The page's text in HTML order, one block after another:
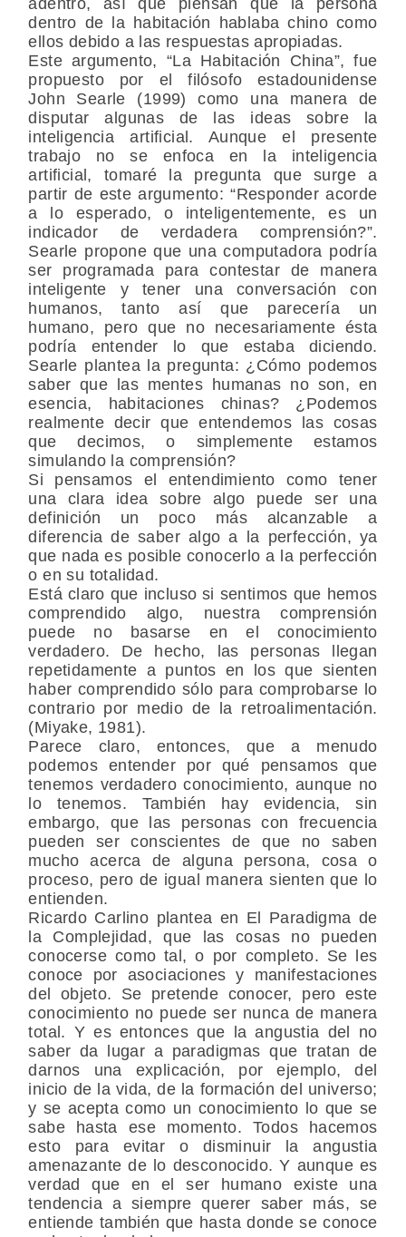
adentro, así que piensan que la persona
dentro de la habitación hablaba chino como
ellos debido a las respuestas apropiadas.
Este argumento, “La Habitación China”, fue
propuesto por el filósofo estadounidense
John Searle (1999) como una manera de
disputar algunas de las ideas sobre la
inteligencia artificial. Aunque el presente
trabajo no se enfoca en la inteligencia
artificial, tomaré la pregunta que surge a
partir de este argumento: “Responder acorde
a lo esperado, o inteligentemente, es un
indicador de verdadera comprensión?”.
Searle propone que una computadora podría
ser programada para contestar de manera
inteligente y tener una conversación con
humanos, tanto así que parecería un
humano, pero que no necesariamente ésta
podría entender lo que estaba diciendo.
Searle plantea la pregunta: ¿Cómo podemos
saber que las mentes humanas no son, en
esencia, habitaciones chinas? ¿Podemos
realmente decir que entendemos las cosas
que decimos, o simplemente estamos
simulando la comprensión?
Si pensamos el entendimiento como tener
una clara idea sobre algo puede ser una
definición un poco más alcanzable a
diferencia de saber algo a la perfección, ya
que nada es posible conocerlo a la perfección
o en su totalidad.
Está claro que incluso si sentimos que hemos
comprendido algo, nuestra comprensión
puede no basarse en el conocimiento
verdadero. De hecho, las personas llegan
repetidamente a puntos en los que sienten
haber comprendido sólo para comprobarse lo
contrario por medio de la retroalimentación.
(Miyake, 1981).
Parece claro, entonces, que a menudo
podemos entender por qué pensamos que
tenemos verdadero conocimiento, aunque no
lo tenemos. También hay evidencia, sin
embargo, que las personas con frecuencia
pueden ser conscientes de que no saben
mucho acerca de alguna persona, cosa o
proceso, pero de igual manera sienten que lo
entienden.
Ricardo Carlino plantea en El Paradigma de
la Complejidad, que las cosas no pueden
conocerse como tal, o por completo. Se les
conoce por asociaciones y manifestaciones
del objeto. Se pretende conocer, pero este
conocimiento no puede ser nunca de manera
total. Y es entonces que la angustia del no
saber da lugar a paradigmas que tratan de
darnos una explicación, por ejemplo, del
inicio de la vida, de la formación del universo;
y se acepta como un conocimiento lo que se
sabe hasta ese momento. Todos hacemos
esto para evitar o disminuir la angustia
amenazante de lo desconocido. Y aunque es
verdad que en el ser humano existe una
tendencia a siempre querer saber más, se
entiende también que hasta donde se conoce